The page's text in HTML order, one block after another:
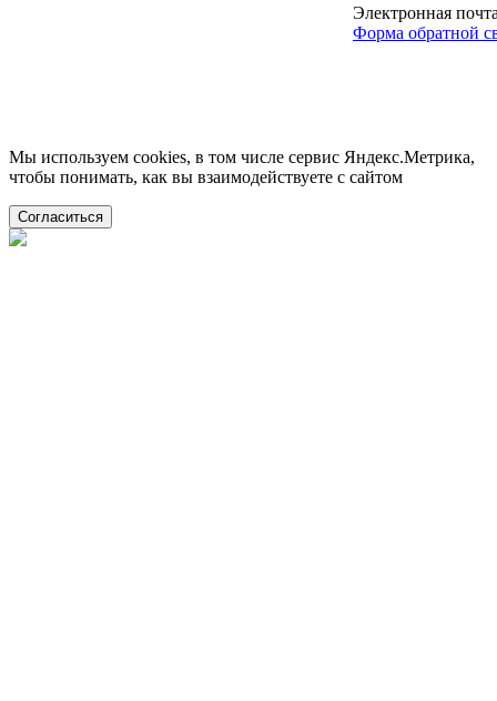
Электронная
Форма обратной
Мы используем cookies, в том числе сервис Яндекс.Метрика,
чтобы понимать, как вы взаимодействуете с сайтом
Согласиться